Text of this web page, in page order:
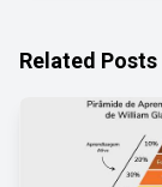
Related Posts